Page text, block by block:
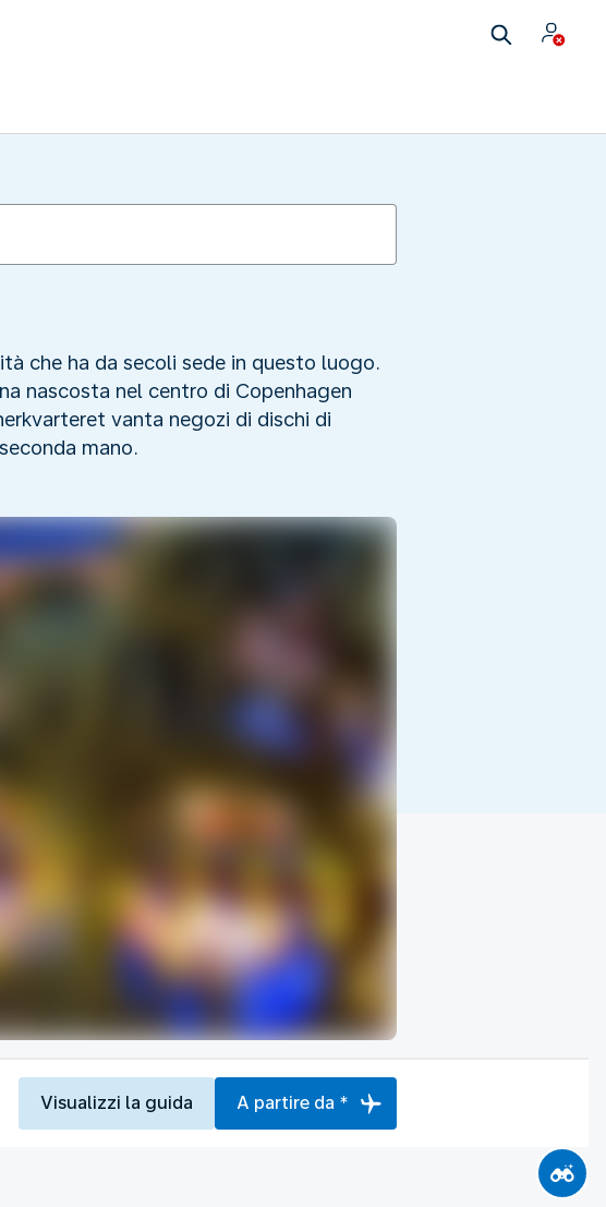
che ha da secoli sede in questo luogo.
nascosta nel centro di Copenhagen
vanta negozi di dischi di
mano.
Visualizzi la guida A partire da *